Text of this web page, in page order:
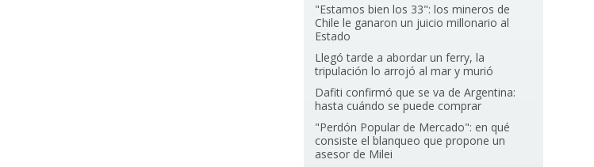
"Estamos bien los 33": los mineros de
Chile le ganaron un juicio millonario al
Estado
Llegó tarde a abordar un ferry, la
tripulación lo arrojó al mar y murió
Dafiti confirmó que se va de Argentina:
hasta cuándo se puede comprar
"Perdón Popular de Mercado": en qué
consiste el blanqueo que propone un
asesor de Milei